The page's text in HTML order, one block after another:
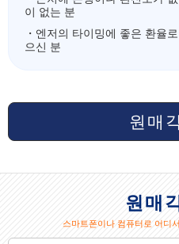
이 없는 분
・엔저의 타이밍에 좋은 환율
으신 분
원매
원매
스마트폰이나 컴퓨터로 어디